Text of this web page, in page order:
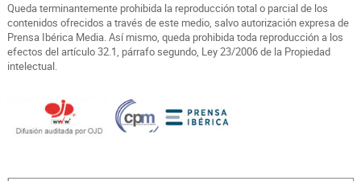
Queda terminantemente prohibida la reproducción total o parcial de los
contenidos ofrecidos a través de este medio, salvo autorización expresa de
Prensa Ibérica Media. Así mismo, queda prohibida toda reproducción a los
efectos del artículo 32.1, párrafo segundo, Ley 23/2006 de la Propiedad
intelectual.